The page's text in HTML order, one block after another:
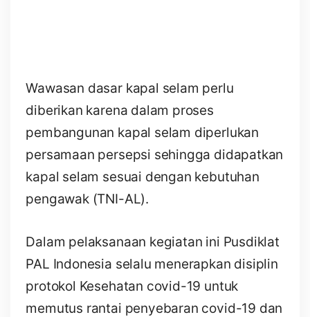
Wawasan dasar kapal selam perlu
diberikan karena dalam proses
pembangunan kapal selam diperlukan
persamaan persepsi sehingga didapatkan
kapal selam sesuai dengan kebutuhan
pengawak (TNI-AL).
Dalam pelaksanaan kegiatan ini Pusdiklat
PAL Indonesia selalu menerapkan disiplin
protokol Kesehatan covid-19 untuk
memutus rantai penyebaran covid-19 dan